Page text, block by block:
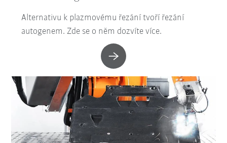
Alternativu k plazmovému řezání tvoří řezání
autogenem. Zde se o něm dozvíte více.